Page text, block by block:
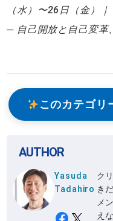
（水）〜26日（金）
─ 自己開放と自己変革
このカテゴリ
AUTHOR
Yasuda
Tadahiro
ク
き
メ
え